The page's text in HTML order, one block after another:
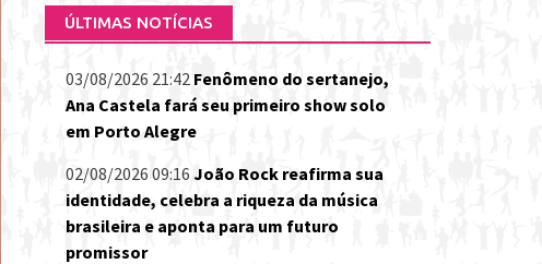
ÚLTIMAS NOTÍCIAS
03/08/2026 21:42 Fenômeno do sertanejo,
Ana Castela fará seu primeiro show solo
em Porto Alegre
02/08/2026 09:16 João Rock reafirma sua
identidade, celebra a riqueza da música
brasileira e aponta para um futuro
promissor